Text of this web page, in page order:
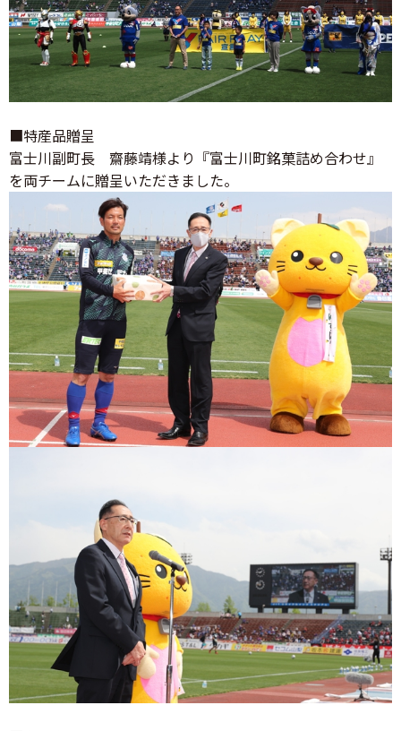
■特産品贈呈
富士川副町長 齋藤靖様より『富士川町銘菓詰め合わせ』
を両チームに贈呈いただきました。